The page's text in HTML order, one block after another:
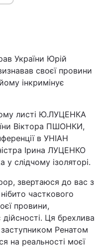
України Юрій
своєї провини
інкримінує
листі Ю.ЛУЦЕНКА
Віктора ПШОНКИ,
в УНІАН
Ірина ЛУЦЕНКО
у слідчому ізоляторі.
звертаюся до вас з
часткового
провини,
дійсності. Ця брехлива
Ренатом
на реальності моєї